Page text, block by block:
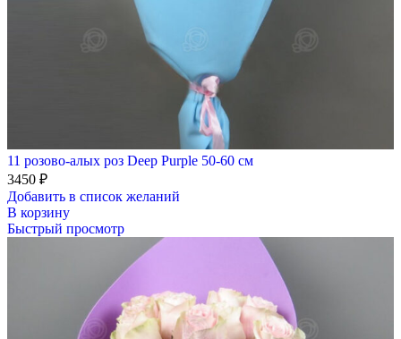
11 розово-алых роз Deep Purple 50-60 см
3450 ₽
Добавить в список желаний
В корзину
Быстрый просмотр